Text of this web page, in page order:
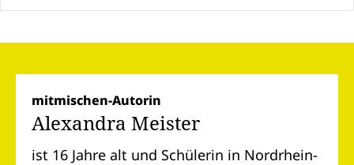
mitmischen-Autorin
Alexandra Meister
ist 16 Jahre alt und Schülerin in Nordrhein-